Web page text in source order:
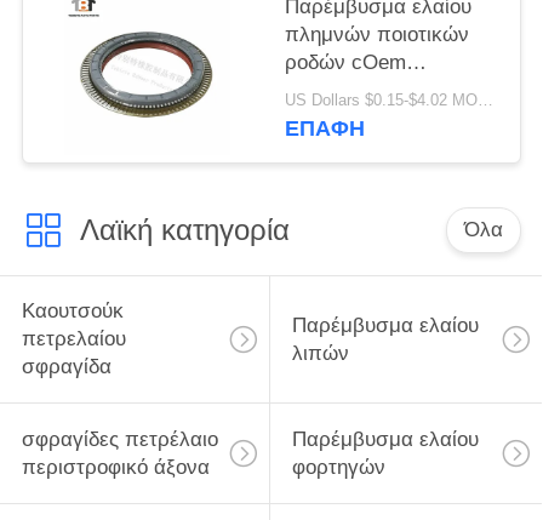
Παρέμβυσμα ελαίου
πλημνών ποιοτικών
ροδών cOem
209970547 για Benz
Truck145x175x205x18x20
US Dollars $0.15-$4.02 MOQ:50pcs
ΕΠΑΦΉ
Λαϊκή κατηγορία Όλα
Καουτσούκ
πετρελαίου
σφραγίδα
Παρέμβυσμα ελαίου
λιπών
σφραγίδες πετρέλαιο
περιστροφικό άξονα
Παρέμβυσμα ελαίου
φορτηγών